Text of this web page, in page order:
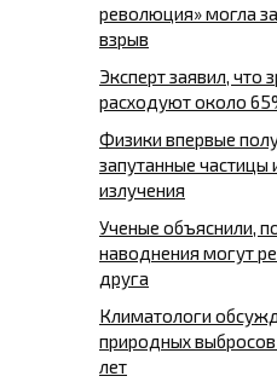
революция» могла
взрыв
Эксперт заявил, что
расходуют около
Физики впервые
запутанные частицы
излучения
Ученые объяснили,
наводнения могут
друга
Климатологи
природных выбросов
лет